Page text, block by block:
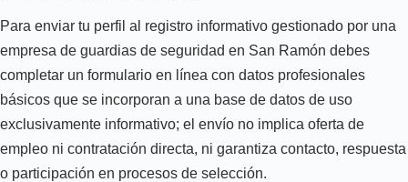
Para enviar tu perfil al registro informativo gestionado por una
empresa de guardias de seguridad en San Ramón debes
completar un formulario en línea con datos profesionales
básicos que se incorporan a una base de datos de uso
exclusivamente informativo; el envío no implica oferta de
empleo ni contratación directa, ni garantiza contacto, respuesta
o participación en procesos de selección.